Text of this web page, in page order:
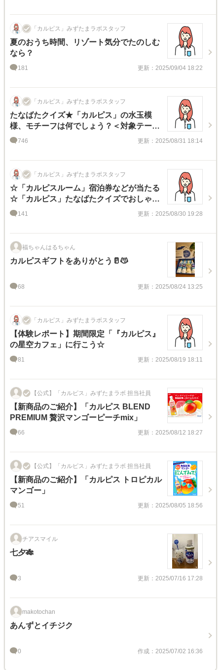
「カルピス」みずたまラボスタッフ
夏のおうち時間、リゾート気分でたのしむ
なら？
181 更新：2025/09/04 18:22
「カルピス」みずたまラボスタッフ
たなばたクイズ★「カルピス」の水玉模
様、モチーフは何でしょう？＜対象テー
マ：「カルピス」たなばたクイズでおしゃ
746 更新：2025/08/31 18:14
「カルピス」みずたまラボスタッフ
☆「カルピスルーム」宿泊券などが当たる
☆「カルピス」たなばたクイズでおしゃべ
りキャンペーン
141 更新：2025/08/30 19:28
福ちゃんはるちゃん
カルピスギフトをありがとう🥛😽
68 更新：2025/08/24 13:25
「カルピス」みずたまラボスタッフ
【体験レポート】期間限定「『カルピス』
の星空カフェ」に行こう☆
81 更新：2025/08/19 18:11
【公式】「カルピス」みずたまラボ 担当社員
【新商品のご紹介】「カルピス BLEND
PREMIUM 贅沢マンゴーピーチmix」
66 更新：2025/08/12 18:27
【公式】「カルピス」みずたまラボ 担当社員
【新商品のご紹介】「カルピス トロピカル
マンゴー」
51 更新：2025/08/05 18:56
チアスマイル
七夕🎋
3 更新：2025/07/16 17:28
makotochan
あんずとイチジク
0 作成：2025/07/02 16:36